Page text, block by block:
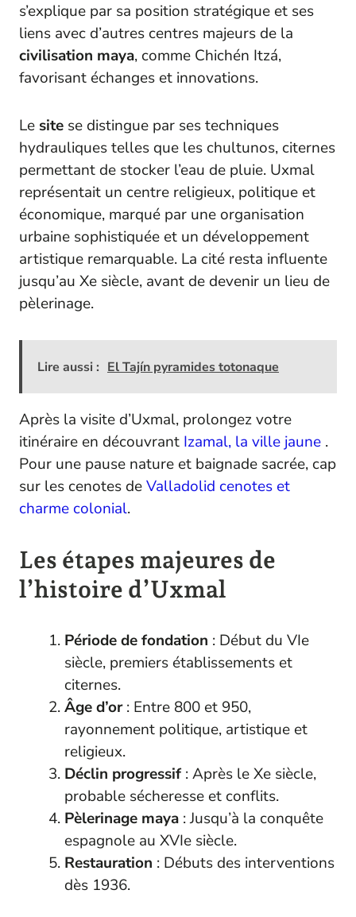
s’explique par sa position stratégique et ses
liens avec d’autres centres majeurs de la
civilisation maya, comme Chichén Itzá,
favorisant échanges et innovations.
Le site se distingue par ses techniques
hydrauliques telles que les chultunos, citernes
permettant de stocker l’eau de pluie. Uxmal
représentait un centre religieux, politique et
économique, marqué par une organisation
urbaine sophistiquée et un développement
artistique remarquable. La cité resta influente
jusqu’au Xe siècle, avant de devenir un lieu de
pèlerinage.
Lire aussi : El Tajín pyramides totonaque
Après la visite d’Uxmal, prolongez votre
itinéraire en découvrant Izamal, la ville jaune .
Pour une pause nature et baignade sacrée, cap
sur les cenotes deValladolid cenotes et
charme colonial.
Les étapes majeures de
l’histoire d’Uxmal
Période de fondation : Début du VIe
siècle, premiers établissements et
citernes.
Âge d’or: Entre 800 et 950,
rayonnement politique, artistique et
religieux.
Déclin progressif: Après le Xe siècle,
probable sécheresse et conflits.
Pèlerinage maya : Jusqu’à la conquête
espagnole au XVIe siècle.
Restauration : Débuts des interventions
dès 1936.